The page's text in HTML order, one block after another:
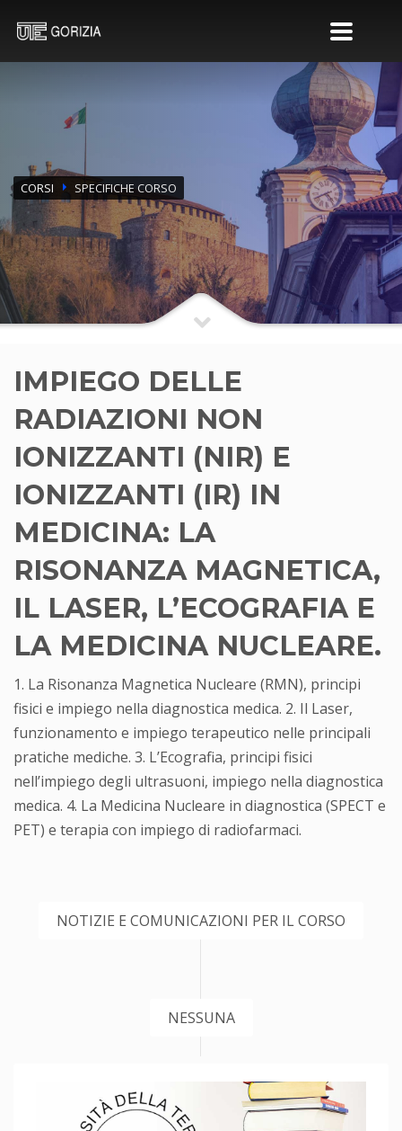
CORSI SPECIFICHE CORSO
IMPIEGO DELLE
RADIAZIONI NON
IONIZZANTI (NIR) E
IONIZZANTI (IR) IN
MEDICINA: LA
RISONANZA MAGNETICA,
IL LASER, L’ECOGRAFIA E
LA MEDICINA NUCLEARE.
1. La Risonanza Magnetica Nucleare (RMN), principi
fisici e impiego nella diagnostica medica. 2. Il Laser,
funzionamento e impiego terapeutico nelle principali
pratiche mediche. 3. L’Ecografia, principi fisici
nell’impiego degli ultrasuoni, impiego nella diagnostica
medica. 4. La Medicina Nucleare in diagnostica (SPECT e
PET) e terapia con impiego di radiofarmaci.
NOTIZIE E COMUNICAZIONI PER IL CORSO
NESSUNA